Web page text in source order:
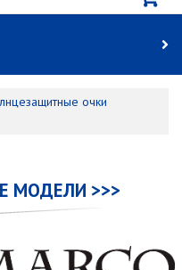
очки
МОДЕЛИ >>>